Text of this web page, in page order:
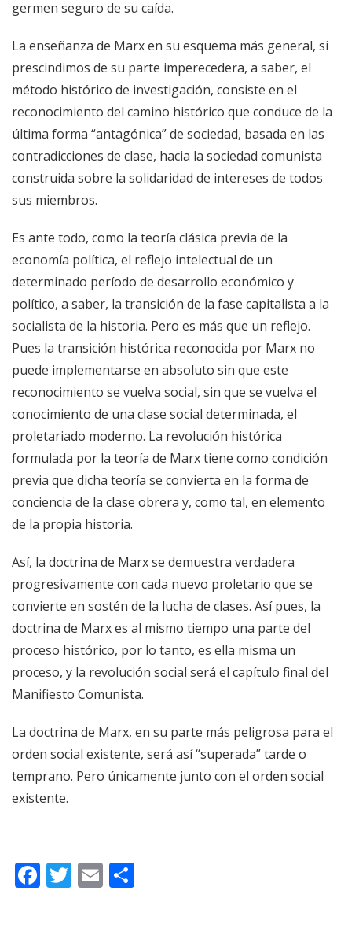
germen seguro de su caída.
La enseñanza de Marx en su esquema más general, si
prescindimos de su parte imperecedera, a saber, el
método histórico de investigación, consiste en el
reconocimiento del camino histórico que conduce de la
última forma “antagónica” de sociedad, basada en las
contradicciones de clase, hacia la sociedad comunista
construida sobre la solidaridad de intereses de todos
sus miembros.
Es ante todo, como la teoría clásica previa de la
economía política, el reflejo intelectual de un
determinado período de desarrollo económico y
político, a saber, la transición de la fase capitalista a la
socialista de la historia. Pero es más que un reflejo.
Pues la transición histórica reconocida por Marx no
puede implementarse en absoluto sin que este
reconocimiento se vuelva social, sin que se vuelva el
conocimiento de una clase social determinada, el
proletariado moderno. La revolución histórica
formulada por la teoría de Marx tiene como condición
previa que dicha teoría se convierta en la forma de
conciencia de la clase obrera y, como tal, en elemento
de la propia historia.
Así, la doctrina de Marx se demuestra verdadera
progresivamente con cada nuevo proletario que se
convierte en sostén de la lucha de clases. Así pues, la
doctrina de Marx es al mismo tiempo una parte del
proceso histórico, por lo tanto, es ella misma un
proceso, y la revolución social será el capítulo final del
Manifiesto Comunista.
La doctrina de Marx, en su parte más peligrosa para el
orden social existente, será así “superada” tarde o
temprano. Pero únicamente junto con el orden social
existente.
Facebook
Twitter
Email